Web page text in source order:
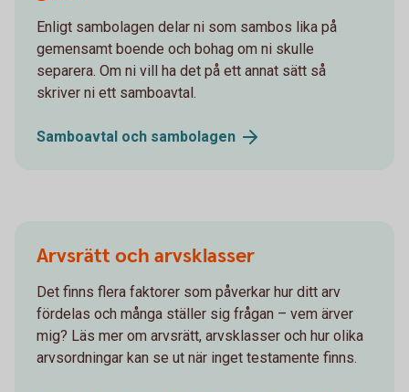
Enligt sambolagen delar ni som sambos lika på
gemensamt boende och bohag om ni skulle
separera. Om ni vill ha det på ett annat sätt så
skriver ni ett samboavtal.
Samboavtal och sambolagen
Arvsrätt och arvsklasser
Det finns flera faktorer som påverkar hur ditt arv
fördelas och många ställer sig frågan – vem ärver
mig? Läs mer om arvsrätt, arvsklasser och hur olika
arvsordningar kan se ut när inget testamente finns.